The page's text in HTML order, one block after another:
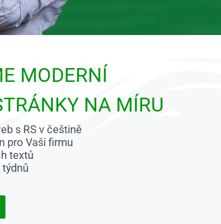
MODERNÍ
NA MÍRU
s RS v češtině
pro Vaši firmu
textů